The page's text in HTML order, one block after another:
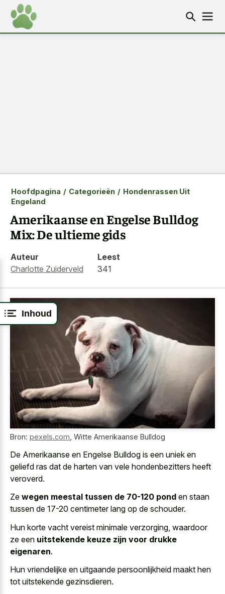
Inhoud
Hoofdpagina / Categorieën / Hondenrassen Uit
Engeland
Amerikaanse en Engelse Bulldog
Mix: De ultieme gids
Auteur
Charlotte Zuiderveld
Leest
341
Bron: pexels.com Witte Amerikaanse Bulldog
De Amerikaanse en Engelse Bulldog is een uniek en
geliefd ras dat de harten van vele hondenbezitters heeft
veroverd.
Ze wegen meestal tussen de 70-120 pond en staan
tussen de 17-20 centimeter lang op de schouder.
Hun korte vacht vereist minimale verzorging, waardoor
ze een uitstekende keuze zijn voor drukke
eigenaren.
Hun vriendelijke en uitgaande persoonlijkheid maakt hen
tot uitstekende gezinsdieren.